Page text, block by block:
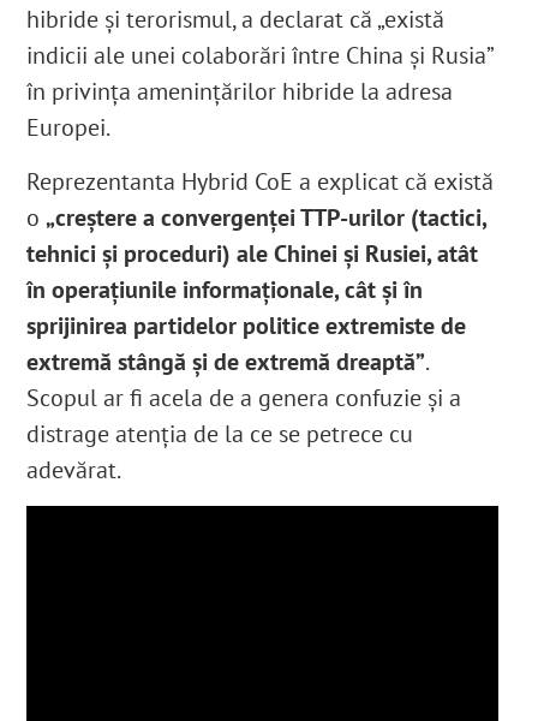
hibride şi terorismul, a declarat că „există
indicii ale unei colaborări între China şi Rusia”
în privinţa ameninţărilor hibride la adresa
Europei.
Reprezentanta Hybrid CoE a explicat că există
o„creștere a convergenței TTP-urilor (tactici,
tehnici și proceduri) ale Chinei și Rusiei, atât
în operațiunile informaționale, cât și în
sprijinirea partidelor politice extremiste de
extremă stângă și de extremă dreaptă”.
Scopul ar fi acela de a genera confuzie şi a
distrage atenţia de la ce se petrece cu
adevărat.